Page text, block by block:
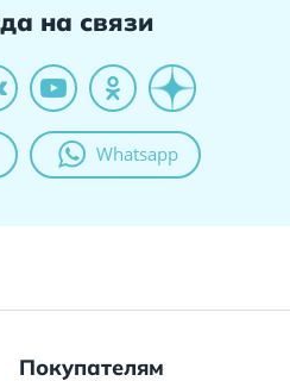
на связи
Whatsapp
Покупателям